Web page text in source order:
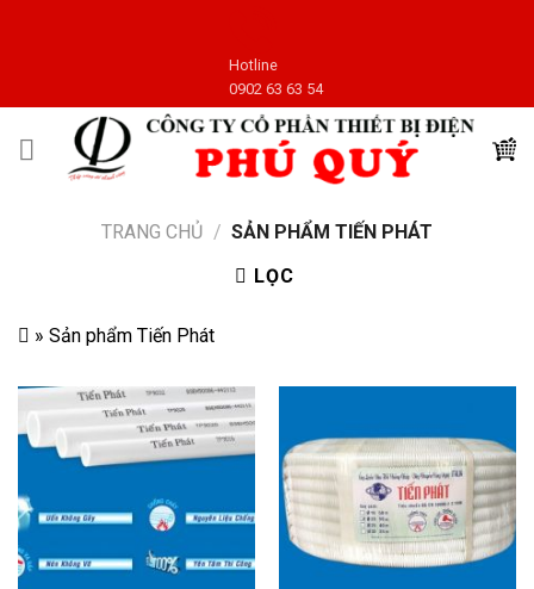
Hotline
0902 63 63 54
TRANG CHỦ / SẢN PHẨM TIẾN PHÁT
LỌC
» Sản phẩm Tiến Phát